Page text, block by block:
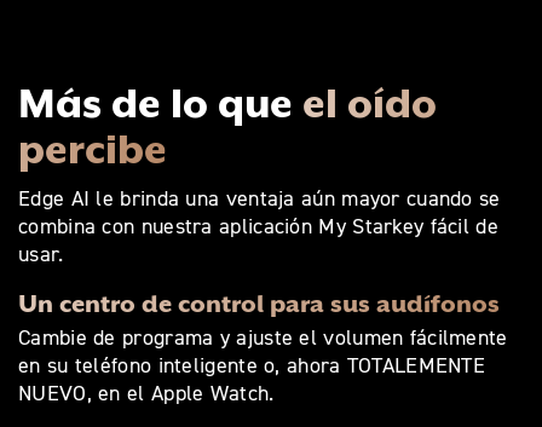
Más de lo que el oído
percibe
Edge AI le brinda una ventaja aún mayor cuando se
combina con nuestra aplicación My Starkey fácil de
usar.
Un centro de control para sus audífonos
Cambie de programa y ajuste el volumen fácilmente
en su teléfono inteligente o, ahora TOTALEMENTE
NUEVO, en el Apple Watch.